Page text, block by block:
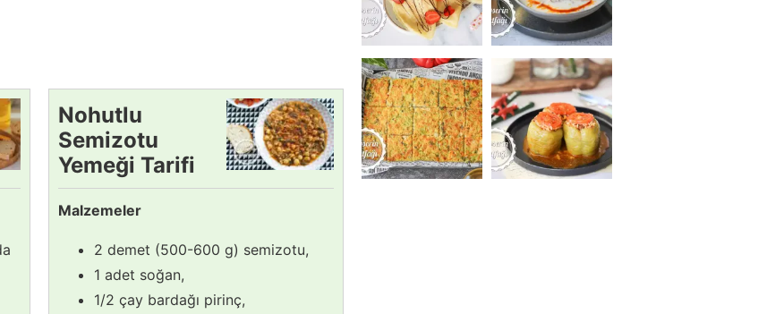
Nohutlu
Semizotu
Yemeği Tarifi
Malzemeler
2 demet (500-600 g) semizotu,
1 adet soğan,
1/2 çay bardağı pirinç,